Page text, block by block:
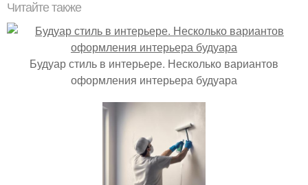
Читайте также
Будуар стиль в интерьере. Несколько вариантов
оформления интерьера будуара